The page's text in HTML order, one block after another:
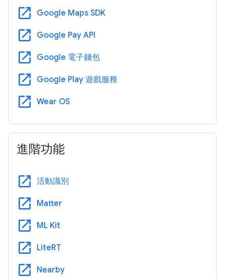
open_in_new Google Maps SDK
open_in_new Google Pay API
open_in_new Google 電子錢包
open_in_new Google Play 遊戲服務
open_in_new Wear OS
進階功能
open_in_new 活動識別
open_in_new Matter
open_in_new ML Kit
open_in_new LiteRT
open_in_new Nearby